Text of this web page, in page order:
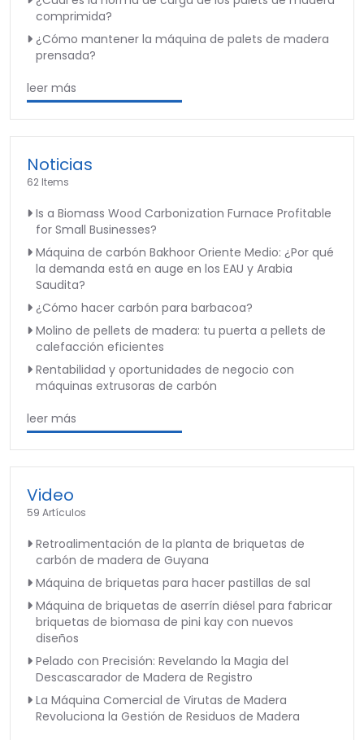
comprimida?
¿Cómo mantener la máquina de palets de madera
prensada?
leer más
Noticias
62 Items
Is a Biomass Wood Carbonization Furnace Profitable
for Small Businesses?
Máquina de carbón Bakhoor Oriente Medio: ¿Por qué
la demanda está en auge en los EAU y Arabia
Saudita?
¿Cómo hacer carbón para barbacoa?
Molino de pellets de madera: tu puerta a pellets de
calefacción eficientes
Rentabilidad y oportunidades de negocio con
máquinas extrusoras de carbón
leer más
Video
59 Artículos
Retroalimentación de la planta de briquetas de
carbón de madera de Guyana
Máquina de briquetas para hacer pastillas de sal
Máquina de briquetas de aserrín diésel para fabricar
briquetas de biomasa de pini kay con nuevos
diseños
Pelado con Precisión: Revelando la Magia del
Descascarador de Madera de Registro
La Máquina Comercial de Virutas de Madera
Revoluciona la Gestión de Residuos de Madera